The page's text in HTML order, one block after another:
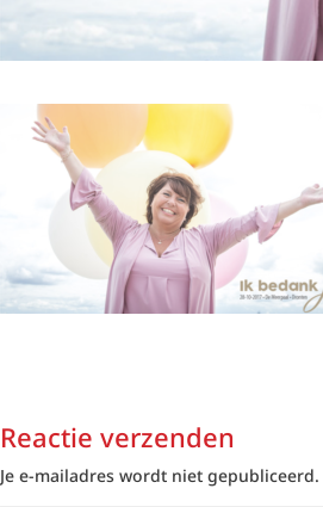
Reactie verzenden
Je e-mailadres wordt niet gepubliceerd.